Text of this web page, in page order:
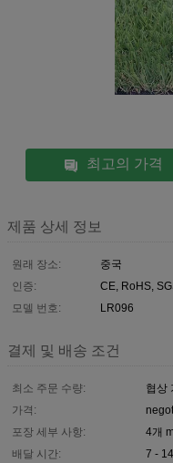
최고의 가격
제품 상세 정보
원래 장소:
중국
인증:
CE, RoHS,
모델 번호:
LR096
결제 및 배송 조건
최소 주문 수량:
협상
가격:
포장 세부 사항:
4개
배달 시간:
7 -